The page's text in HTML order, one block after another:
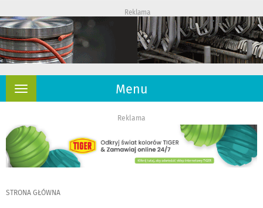
Reklama
Menu
Rozwiń
Reklama
STRONA GŁÓWNA